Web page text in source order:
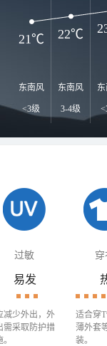
东南风
<3级
东南风
3-4级
21℃ 22℃
过敏 穿
易发
减少外出，外
需采取防护措
适合穿
薄外套
装。